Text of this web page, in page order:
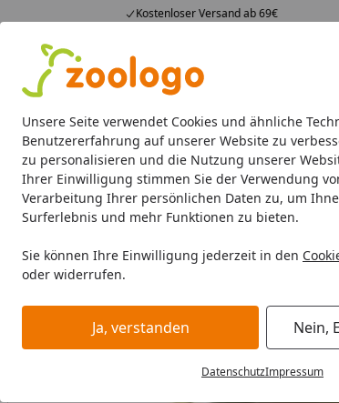
Unsere Seite verwendet Cookies und ähnliche
Benutzererfahrung auf unserer Website zu
zu personalisieren und die Nutzung unserer
Ihrer Einwilligung stimmen Sie der Verwendung
Verarbeitung Ihrer persönlichen Daten zu, um
Surferlebnis und mehr Funktionen zu bieten.
Sie können Ihre Einwilligung jederzeit in den
oder widerrufen.
Ja, verstanden Nein,
DatenschutzImpressum
Kostenloser Versand ab 69€
4,73
23.589 Bewertungen
Alle Produkte
Alle Produkte Angebote Neuheiten
Hund Hundefutter Hundenäpfe & Co
Startseite
Hund Hundefutter BARF & Frostfutter
BALD VERGRIFFEN